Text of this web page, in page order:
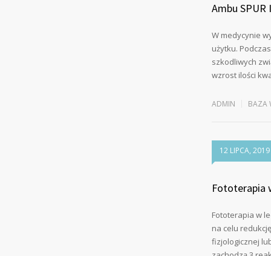
Ambu
W medycynie
użytku.
szkodliwych
wzrost ilości
ADMIN BAZA
12 LIPCA, 2019
Fototerapia
Fototerapia w
na celu
fizjologicznej